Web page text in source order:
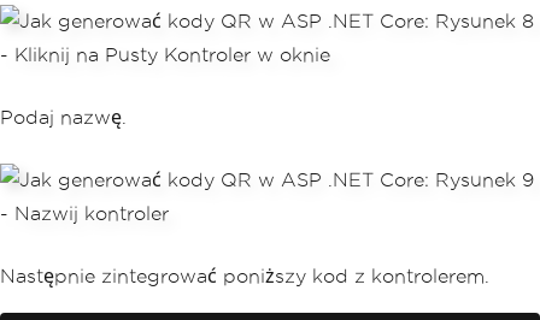
Podaj nazwę.
Następnie zintegrować poniższy kod z kontrolerem.